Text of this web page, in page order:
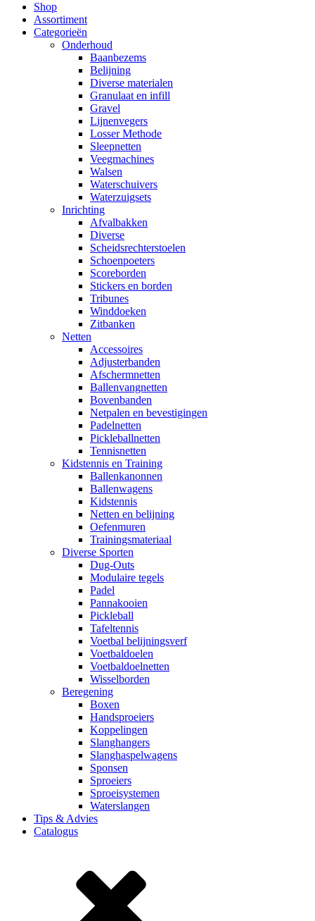
Shop
Assortiment
Categorieën
Onderhoud
Baanbezems
Belijning
Diverse materialen
Granulaat en infill
Gravel
Lijnenvegers
Losser Methode
Sleepnetten
Veegmachines
Walsen
Waterschuivers
Waterzuigsets
Inrichting
Afvalbakken
Diverse
Scheidsrechterstoelen
Schoenpoeters
Scoreborden
Stickers en borden
Tribunes
Winddoeken
Zitbanken
Netten
Accessoires
Adjusterbanden
Afschermnetten
Ballenvangnetten
Bovenbanden
Netpalen en bevestigingen
Padelnetten
Pickleballnetten
Tennisnetten
Kidstennis en Training
Ballenkanonnen
Ballenwagens
Kidstennis
Netten en belijning
Oefenmuren
Trainingsmateriaal
Diverse Sporten
Dug-Outs
Modulaire tegels
Padel
Pannakooien
Pickleball
Tafeltennis
Voetbal belijningsverf
Voetbaldoelen
Voetbaldoelnetten
Wisselborden
Beregening
Boxen
Handsproeiers
Koppelingen
Slanghangers
Slanghaspelwagens
Sponsen
Sproeiers
Sproeisystemen
Waterslangen
Tips & Advies
Catalogus